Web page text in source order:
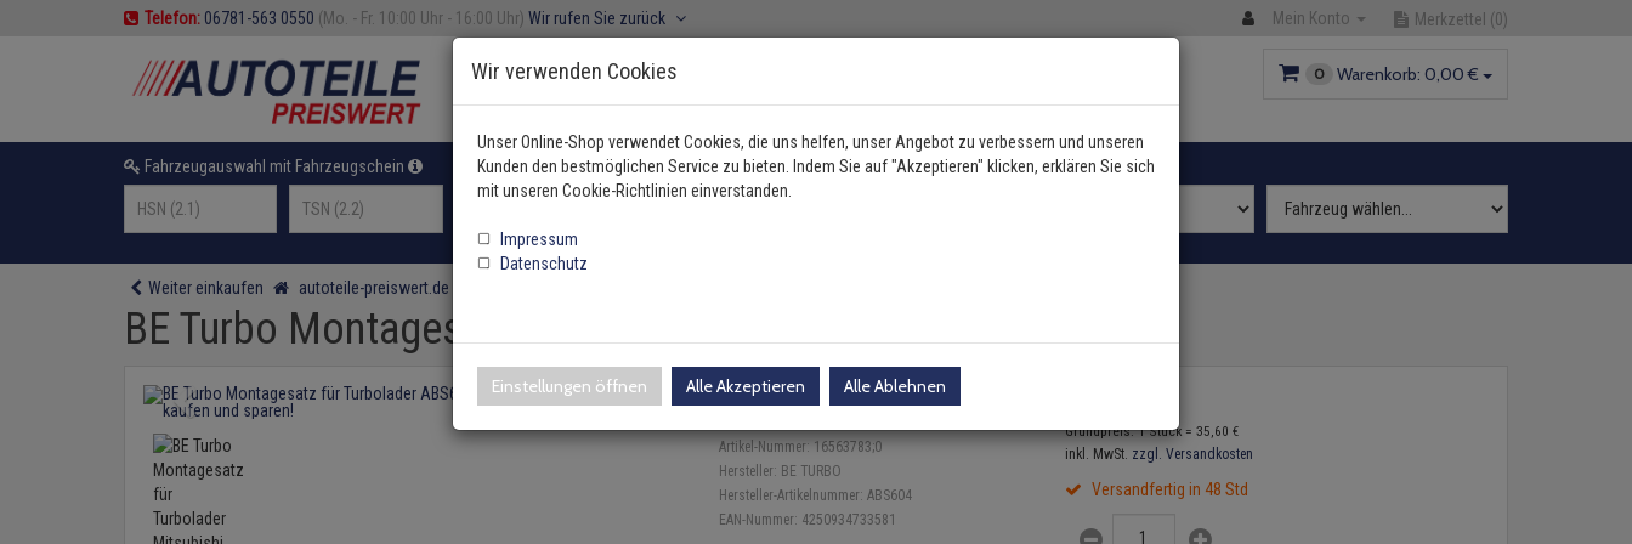
Telefon: 06781-563 0550 (Mo. - Fr. 10:00 Uhr - 16:00 Uhr) Wir rufen Sie zurück Mein Konto Merkzettel (0)
0 Warenkorb: 0,00 €
Fahrzeugauswahl mit Fahrzeugschein oder Fahrzeugtyp manuell wählen
Weiter einkaufen autoteile-preiswert.de
BE Turbo Montagesatz für Turbolader Mitsubishi Galant 2,0
Einloggen und Bewertung schreiben
Artikel-Nummer: 16563783;0
Hersteller: BE TURBO
Hersteller-Artikelnummer:ABS604
EAN-Nummer: 4250934733581
Grundpreis: 1 Stück = 35,60 €
inkl. MwSt. zzgl. Versandkosten
Versandfertig in 48 Std
Wir verwenden Cookies
Unser Online-Shop verwendet Cookies, die uns helfen, unser Angebot zu verbessern und unseren
Kunden den bestmöglichen Service zu bieten. Indem Sie auf "Akzeptieren" klicken, erklären Sie sich
mit unseren Cookie-Richtlinien einverstanden.
Impressum
Datenschutz
Einstellungen öffnen Alle Akzeptieren Alle Ablehnen